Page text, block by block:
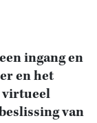
Zoekingang en
en het
virtueel
van